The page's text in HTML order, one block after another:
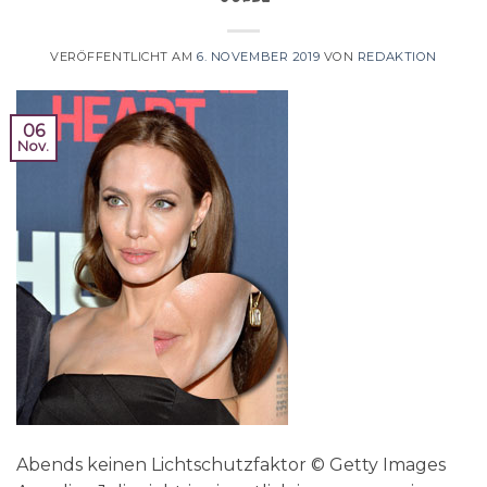
VERÖFFENTLICHT AM6. NOVEMBER 2019 VON REDAKTION
06
Nov.
Abends keinen Lichtschutzfaktor © Getty Images